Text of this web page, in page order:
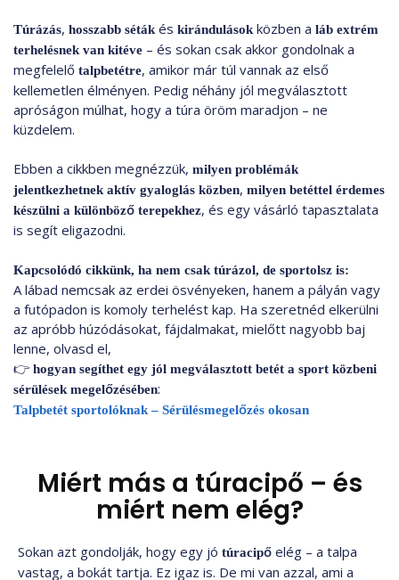
Túrázás, hosszabb sétákés kirándulásokközben a láb extrém
terhelésnek van kitéve – és sokan csak akkor gondolnak a
megfelelő talpbetétre, amikor már túl vannak az első
kellemetlen élményen. Pedig néhány jól megválasztott
apróságon múlhat, hogy a túra öröm maradjon – ne
küzdelem.
Ebben a cikkben megnézzük, milyen problémák
jelentkezhetnek aktív gyaloglás közben, milyen betéttel érdemes
készülni a különböző terepekhez, és egy vásárló tapasztalata
is segít eligazodni.
Kapcsolódó cikkünk, ha nem csak túrázol, de sportolsz is:
A lábad nemcsak az erdei ösvényeken, hanem a pályán vagy
a futópadon is komoly terhelést kap. Ha szeretnéd elkerülni
az apróbb húzódásokat, fájdalmakat, mielőtt nagyobb baj
lenne, olvasd el,
👉 hogyan segíthet egy jól megválasztott betét a sport közbeni
sérülések megelőzésében:
Talpbetét sportolóknak – Sérülésmegelőzés okosan
Miért más a túracipő – és
miért nem elég?
Sokan azt gondolják, hogy egy jó túracipő elég – a talpa
vastag, a bokát tartja. Ez igaz is. De mi van azzal, ami a